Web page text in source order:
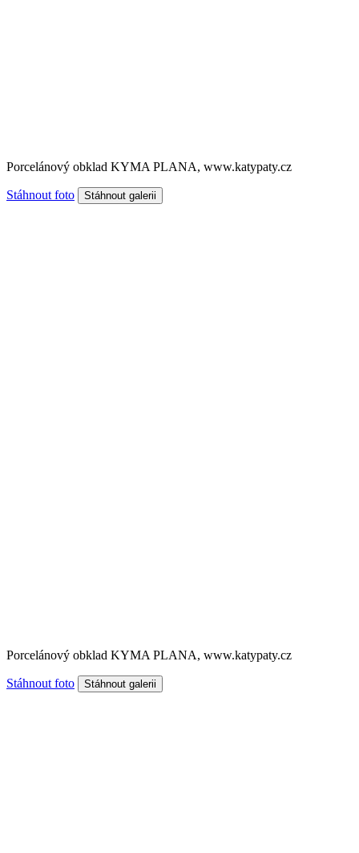
Porcelánový obklad KYMA PLANA, www.katypaty.cz
Stáhnout foto
Porcelánový obklad KYMA PLANA, www.katypaty.cz
Stáhnout foto